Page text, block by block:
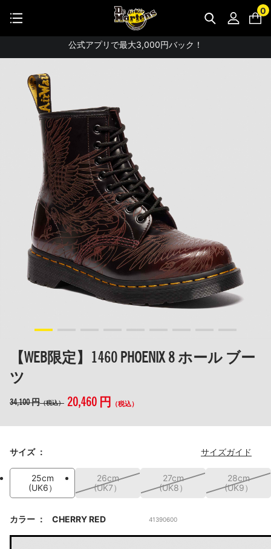
0
公式アプリで最大3,000円バック！
【重要】パスワード再設定のお願い
お友達にポイントをプレゼントできる機能が新登場！
会員特典に2000円・3000円OFFが新登場！
ドクターマーチン製品のコピー品にご注意ください。
ドクターマーチン公式アプリをダウンロード！
11,000円以上で送料無料・サイズ交換無料
【WEB限定】1460 PHOENIX 8 ホール ブー
ツ
34,100 円（税込） 20,460 円 （税込）
サイズ サイズガイド
25cm
(UK6）
26cm
(UK7）
27cm
(UK8）
28cm
(UK9）
カラー CHERRY RED 41390600